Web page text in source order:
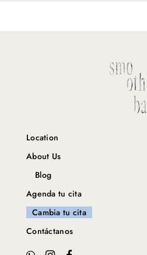
Location
About Us
Blog
Agenda tu cita
Cambia tu cita
Contáctanos